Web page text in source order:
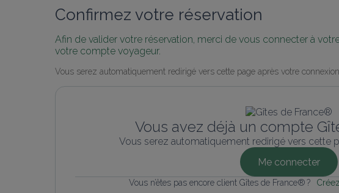
Confirmez votre réservation
Afin de valider votre réservation, merci de vous connecter à
votre compte voyageur.
Vous serez automatiquement redirigé vers cette page après votre connexion.
Vous avez déjà un compte
Vous serez automatiquement redirigé vers cette
Me connecter
Vous n’êtes pas encore client Gîtes de France® ?